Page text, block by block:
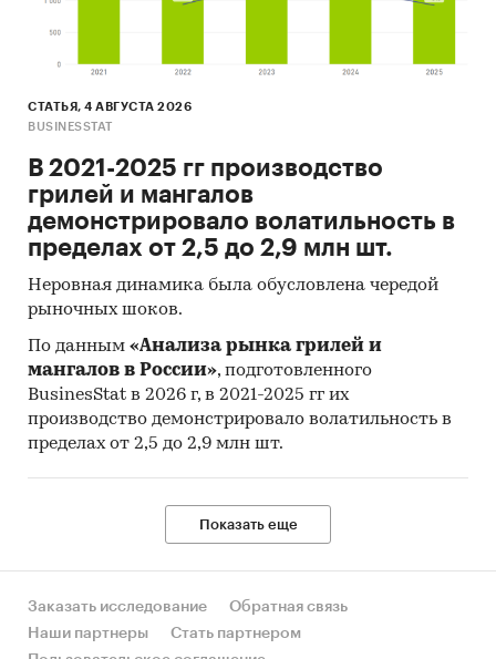
Потребительские товары
одежда
Промышленность
Россия
СТАТЬЯ, 4 АВГУСТА 2026
BUSINESSTAT
В 2021-2025 гг производство
грилей и мангалов
демонстрировало волатильность в
пределах от 2,5 до 2,9 млн шт.
Неровная динамика была обусловлена чередой
рыночных шоков.
По данным «Анализа рынка грилей и
мангалов в России», подготовленного
BusinesStat в 2026 г, в 2021-2025 гг их
производство демонстрировало волатильность в
пределах от 2,5 до 2,9 млн шт.
Показать еще
Заказать исследование
Обратная связь
Наши партнеры
Стать партнером